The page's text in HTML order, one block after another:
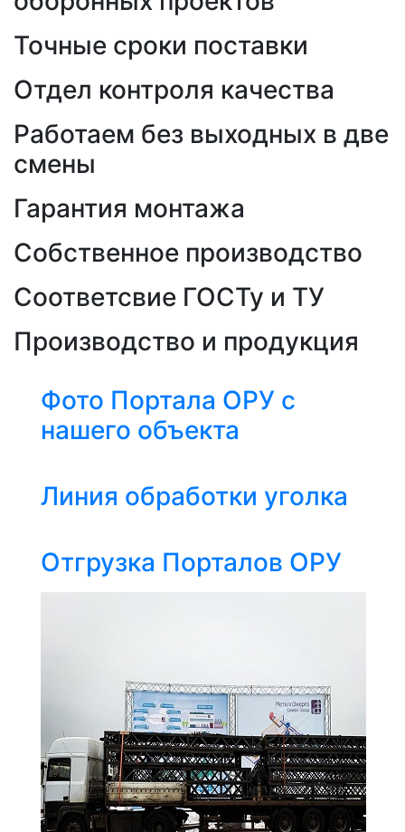
Точные сроки поставки
Отдел контроля качества
Работаем без выходных в две
смены
Гарантия монтажа
Собственное производство
Соответсвие ГОСТу и ТУ
Производство и продукция
Фото Портала ОРУ с
нашего объекта
Линия обработки уголка
Отгрузка Порталов ОРУ